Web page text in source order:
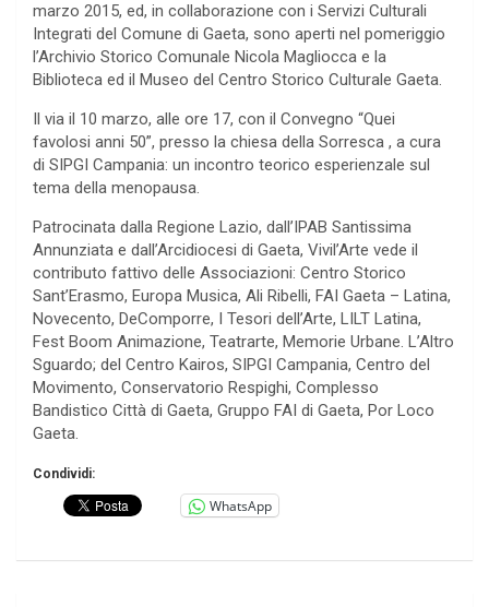
marzo 2015, ed, in collaborazione con i Servizi Culturali
Integrati del Comune di Gaeta, sono aperti nel pomeriggio
l’Archivio Storico Comunale Nicola Magliocca e la
Biblioteca ed il Museo del Centro Storico Culturale Gaeta.
Il via il 10 marzo, alle ore 17, con il Convegno “Quei
favolosi anni 50”, presso la chiesa della Sorresca , a cura
di SIPGI Campania: un incontro teorico esperienzale sul
tema della menopausa.
Patrocinata dalla Regione Lazio, dall’IPAB Santissima
Annunziata e dall’Arcidiocesi di Gaeta, Vivil’Arte vede il
contributo fattivo delle Associazioni: Centro Storico
Sant’Erasmo, Europa Musica, Ali Ribelli, FAI Gaeta – Latina,
Novecento, DeComporre, I Tesori dell’Arte, LILT Latina,
Fest Boom Animazione, Teatrarte, Memorie Urbane. L’Altro
Sguardo; del Centro Kairos, SIPGI Campania, Centro del
Movimento, Conservatorio Respighi, Complesso
Bandistico Città di Gaeta, Gruppo FAI di Gaeta, Por Loco
Gaeta.
Condividi:
WhatsApp